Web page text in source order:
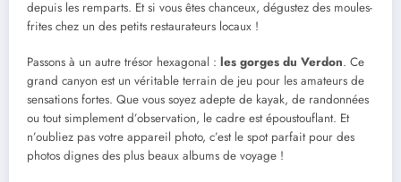
depuis les remparts. Et si vous êtes chanceux, dégustez des moules-
frites chez un des petits restaurateurs locaux !
Passons à un autre trésor hexagonal : les gorges du Verdon. Ce
grand canyon est un véritable terrain de jeu pour les amateurs de
sensations fortes. Que vous soyez adepte de kayak, de randonnées
ou tout simplement d’observation, le cadre est époustouflant. Et
n’oubliez pas votre appareil photo, c’est le spot parfait pour des
photos dignes des plus beaux albums de voyage !